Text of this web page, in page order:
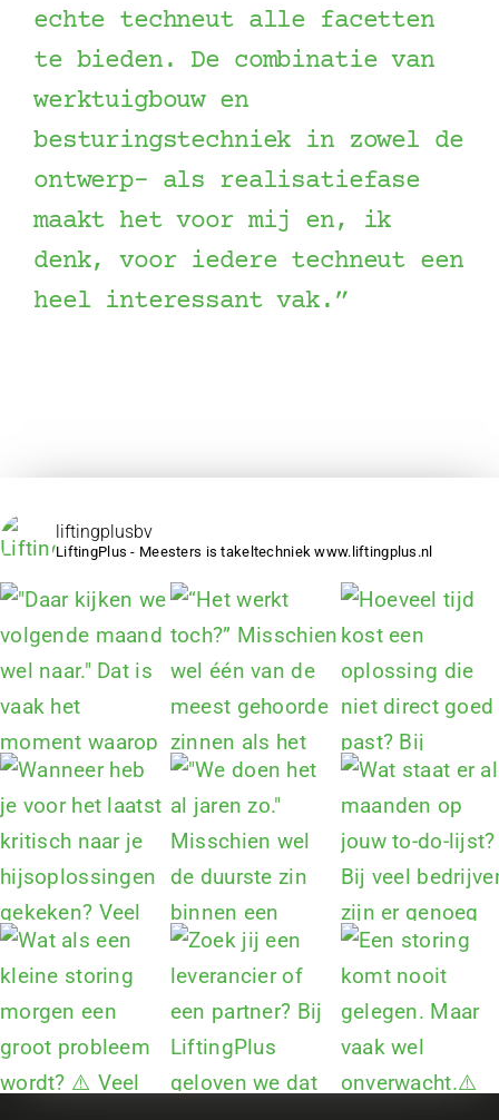
echte techneut alle facetten
te bieden. De combinatie van
werktuigbouw en
besturingstechniek in zowel de
ontwerp- als realisatiefase
maakt het voor mij en, ik
denk, voor iedere techneut een
heel interessant vak.”
liftingplusbv
LiftingPlus - Meesters is takeltechniek www.liftingplus.nl